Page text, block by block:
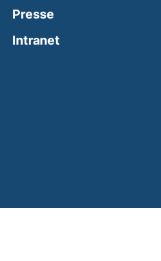
Presse
Intranet(external link,